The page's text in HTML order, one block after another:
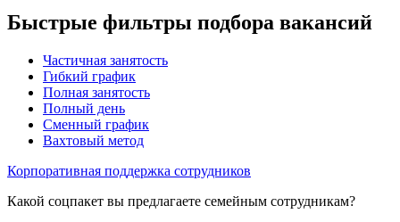
Быстрые фильтры подбора вакансий
Частичная занятость
Гибкий график
Полная занятость
Полный день
Сменный график
Вахтовый метод
Корпоративная поддержка сотрудников
Какой соцпакет вы предлагаете семейным сотрудникам?